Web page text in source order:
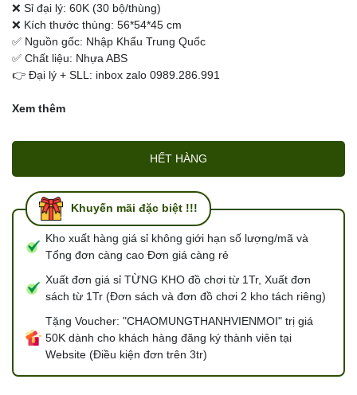
❌ Sỉ đại lý: 60K (30 bộ/thùng)
❌ Kích thước thùng: 56*54*45 cm
✅ Nguồn gốc: Nhập Khẩu Trung Quốc
✅ Chất liệu: Nhựa ABS
👉 Đại lý + SLL: inbox zalo 0989.286.991
Xem thêm
HẾT HÀNG
Khuyến mãi đặc biệt !!!
Kho xuất hàng giá sỉ không giới hạn số lượng/mã và
Tổng đơn càng cao Đơn giá càng rẻ
Xuất đơn giá sỉ TỪNG KHO đồ chơi từ 1Tr, Xuất đơn
sách từ 1Tr (Đơn sách và đơn đồ chơi 2 kho tách riêng)
Tặng Voucher: "CHAOMUNGTHANHVIENMOI" trị giá
50K dành cho khách hàng đăng ký thành viên tại
Website (Điều kiện đơn trên 3tr)